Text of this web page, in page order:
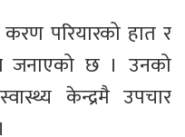
करण परियारको हात र
जनाएको छ । उनको
केन्द्रमै उपचार